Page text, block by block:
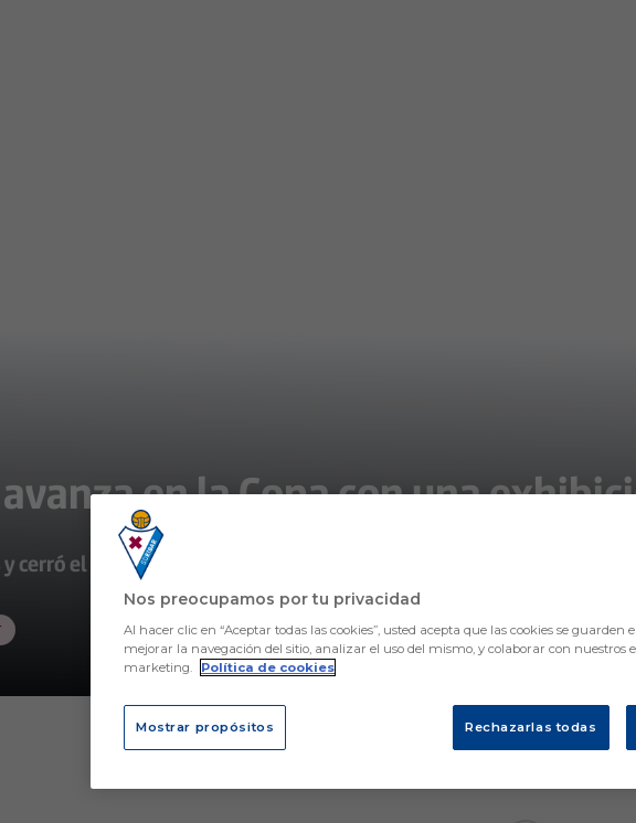
en la Copa con una
cerró el resultado con el gol que acabó con la ilusión y el empuje
Nos preocupamos por tu privacidad
Al hacer clic en “Aceptar todas las cookies”, usted acepta que las cookies se guarden
mejorar la navegación del sitio, analizar el uso del mismo, y colaborar con nuestros
marketing.
Política de cookies
Mostrar propósitos Rechazarlas todas